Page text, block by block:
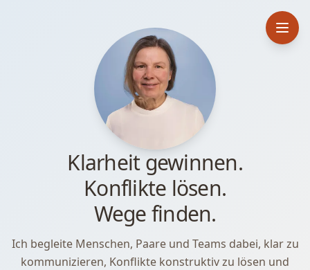
Klarheit gewinnen.
Konflikte lösen.
Wege finden.
Ich begleite Menschen, Paare und Teams dabei, klar zu
kommunizieren, Konflikte konstruktiv zu lösen und